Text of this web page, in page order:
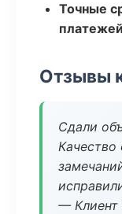
Точные
платежей
Отзывы
Сдали
Качество
— Клиент